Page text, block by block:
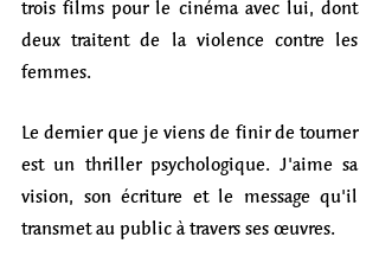
trois films pour le cinéma avec lui, dont
deux traitent de la violence contre les
femmes.
Le dernier que je viens de finir de tourner
est un thriller psychologique. J'aime sa
vision, son écriture et le message qu'il
transmet au public à travers ses œuvres.